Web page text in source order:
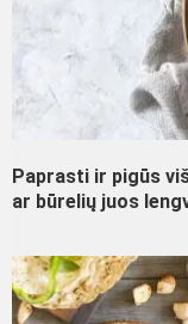
Paprasti ir pigūs
ar būrelių juos